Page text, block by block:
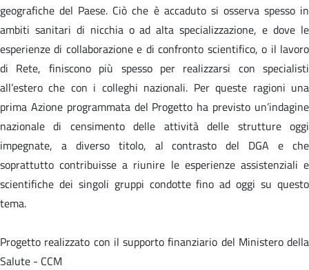
geografiche del Paese. Ciò che è accaduto si osserva spesso in
ambiti sanitari di nicchia o ad alta specializzazione, e dove le
esperienze di collaborazione e di confronto scientifico, o il lavoro
di Rete, finiscono più spesso per realizzarsi con specialisti
all’estero che con i colleghi nazionali. Per queste ragioni una
prima Azione programmata del Progetto ha previsto un’indagine
nazionale di censimento delle attività delle strutture oggi
impegnate, a diverso titolo, al contrasto del DGA e che
soprattutto contribuisse a riunire le esperienze assistenziali e
scientifiche dei singoli gruppi condotte fino ad oggi su questo
tema.
Progetto realizzato con il supporto finanziario del Ministero della
Salute - CCM